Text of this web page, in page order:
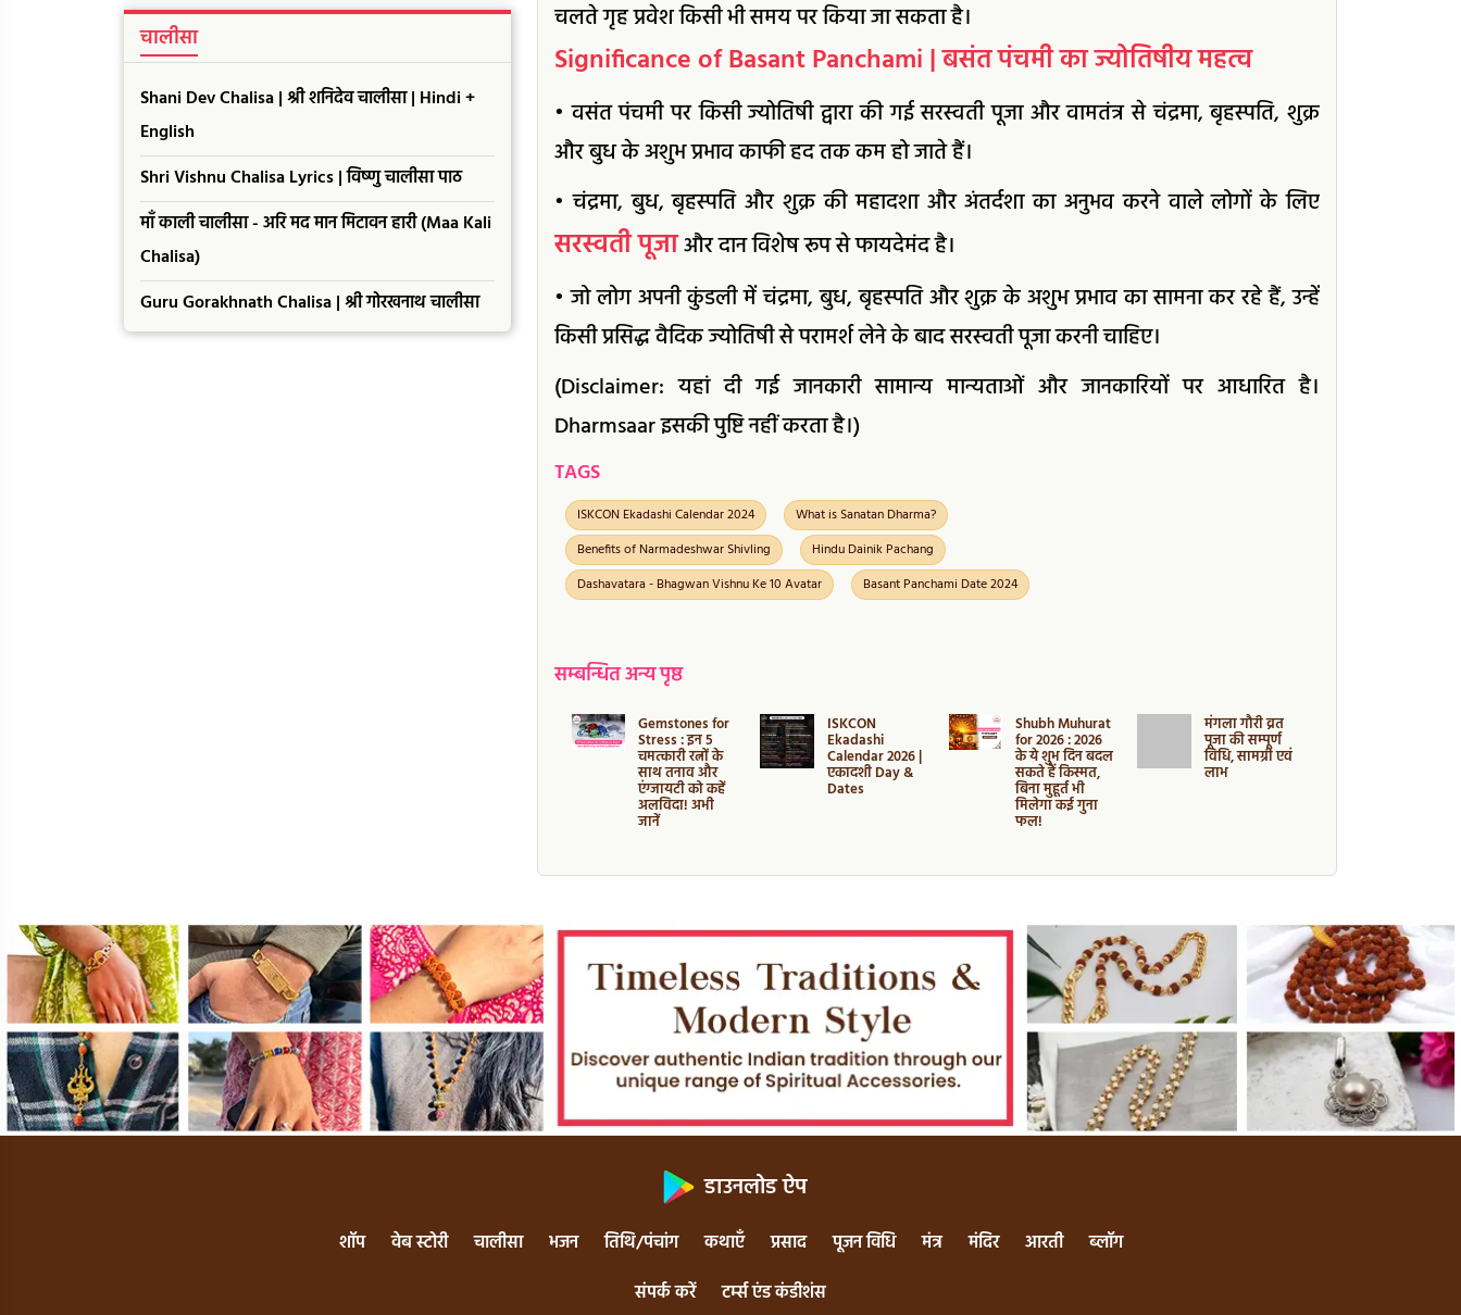
चालीसा
Shani Dev Chalisa | श्री शनिदेव चालीसा | Hindi +
English
Shri Vishnu Chalisa Lyrics | विष्णु चालीसा पाठ
माँ काली चालीसा - अरि मद मान मिटावन हारी (Maa Kali
Chalisa)
Guru Gorakhnath Chalisa | श्री गोरखनाथ चालीसा
चलते गृह प्रवेश किसी भी समय पर किया जा सकता है।
Significance of Basant Panchami | बसंत पंचमी का ज्योतिषीय महत्व
• वसंत पंचमी पर किसी ज्योतिषी द्वारा की गई सरस्वती पूजा और वामतंत्र से चंद्रमा, बृहस्पति, शुक्र
और बुध के अशुभ प्रभाव काफी हद तक कम हो जाते हैं।
• चंद्रमा, बुध, बृहस्पति और शुक्र की महादशा और अंतर्दशा का अनुभव करने वाले लोगों के लिए
सरस्वती पूजाऔर दान विशेष रूप से फायदेमंद है।
• जो लोग अपनी कुंडली में चंद्रमा, बुध, बृहस्पति और शुक्र के अशुभ प्रभाव का सामना कर रहे हैं, उन्हें
किसी प्रसिद्ध वैदिक ज्योतिषी से परामर्श लेने के बाद सरस्वती पूजा करनी चाहिए।
(Disclaimer: यहां दी गई जानकारी सामान्य मान्यताओं और जानकारियों पर आधारित है।
Dharmsaar इसकी पुष्टि नहीं करता है।)
TAGS
ISKCON Ekadashi Calendar 2024
What is Sanatan Dharma?
Benefits of Narmadeshwar Shivling
Hindu Dainik Pachang
Dashavatara - Bhagwan Vishnu Ke 10 Avatar
Basant Panchami Date 2024
सम्बन्धित अन्य पृष्ठ
Gemstones for
Stress : इन 5
चमत्कारी रत्नों के
साथ तनाव और
एंग्जायटी को कहें
अलविदा! अभी
जानें
ISKCON
Ekadashi
Calendar 2026 |
एकादशी Day &
Dates
Shubh Muhurat
for 2026 : 2026
के ये शुभ दिन बदल
सकते हैं किस्मत,
बिना मुहूर्त भी
मिलेगा कई गुना
फल!
मंगला गौरी व्रत
पूजा की सम्पूर्ण
विधि, सामग्री एवं
लाभ
डाउनलोड ऐप
शॉप वेब स्टोरी चालीसा भजन तिथि/पंचांग कथाएँ प्रसाद पूजन विधि मंत्र मंदिर आरती
ब्लॉग
संपर्क करें
टर्म्स एंड कंडीशंस